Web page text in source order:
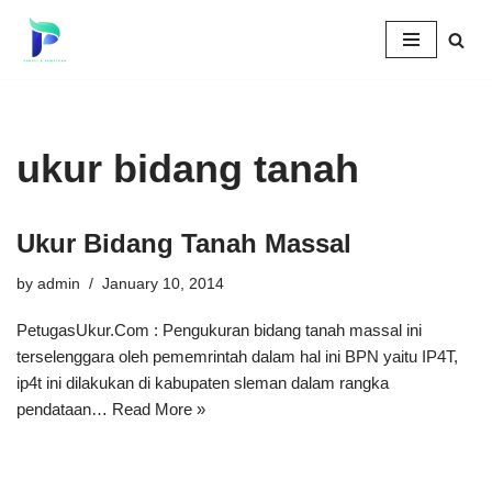
Skip
ukur bidang tanah
Ukur Bidang Tanah Massal
by admin January 10, 2014
PetugasUkur.Com : Pengukuran bidang tanah massal ini
terselenggara oleh pememrintah dalam hal ini BPN yaitu IP4T,
ip4t ini dilakukan di kabupaten sleman dalam rangka
pendataan… Read More »